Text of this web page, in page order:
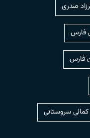
صدری
فارس
فارس
سروستانی